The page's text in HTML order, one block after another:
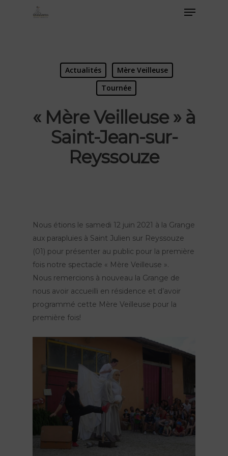
Actualités
Mère Veilleuse
Tournée
« Mère Veilleuse » à
Saint-Jean-sur-
Reyssouze
Nous étions le samedi 12 juin 2021 à la Grange
aux parapluies à Saint Julien sur Reyssouze
(01) pour présenter au public pour la première
fois notre spectacle « Mère Veilleuse ».
Nous remercions à nouveau la Grange de
nous avoir accueilli en résidence et d’avoir
programmé cette Mère Veilleuse pour la
première fois!